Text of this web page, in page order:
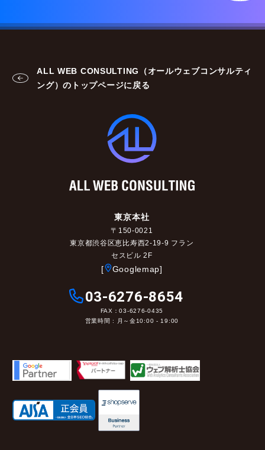
ALL WEB CONSULTING（オールウェブコンサルティ
ング）のトップページに戻る
東京本社
〒150-0021
東京都渋谷区恵比寿西2-19-9 フラン
セスビル 2F
[ Googlemap]
03-6276-8654
FAX：03-6276-0435
営業時間 : 月～金10:00 - 19:00